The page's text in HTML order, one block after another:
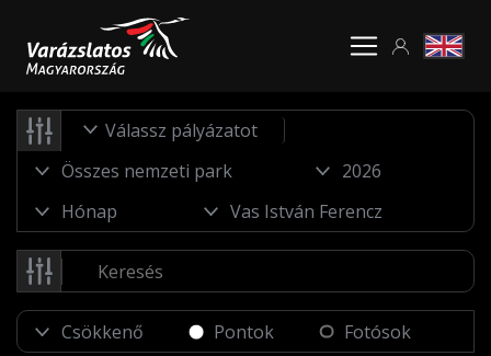
Válassz pályázatot
Pontok Fotósok